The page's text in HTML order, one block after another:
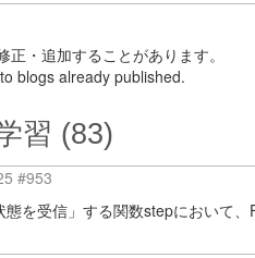
・追加することがあります。
blogs already published.
習 (83)
#953
を受信」する関数stepにおいて